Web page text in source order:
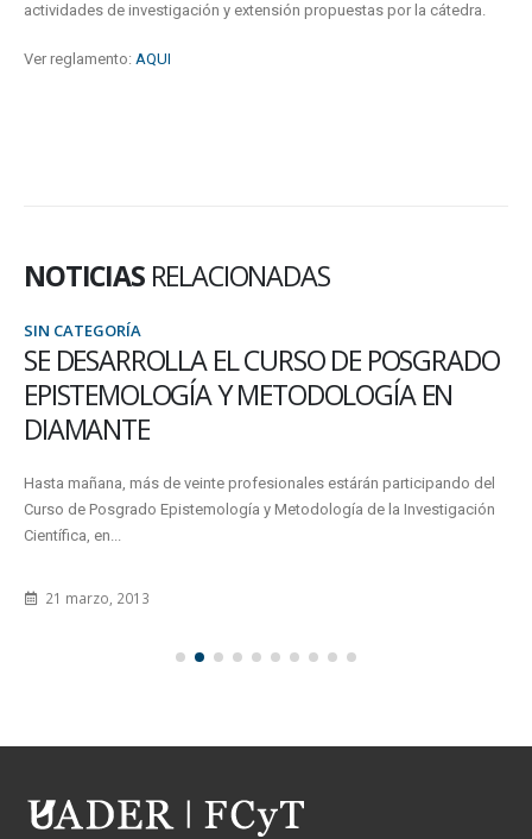
actividades de investigación y extensión propuestas por la cátedra.
Ver reglamento: AQUI
NOTICIAS RELACIONADAS
SIN CATEGORÍA
SE DESARROLLA EL CURSO DE POSGRADO
EPISTEMOLOGÍA Y METODOLOGÍA EN
DIAMANTE
Hasta mañana, más de veinte profesionales estárán participando del
Curso de Posgrado Epistemología y Metodología de la Investigación
Científica, en...
21 marzo, 2013